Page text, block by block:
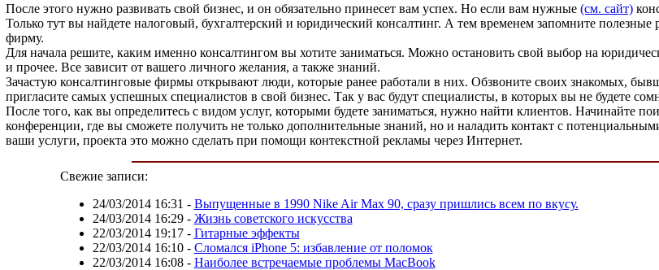
После этого нужно развивать свой бизнес, и он обязательно принесет вам успех. Но если вам нужные (см. сайт)
Только тут вы найдете налоговый, бухгалтерский и юридический консалтинг. А тем временем запомните
фирму.
Для начала решите, каким именно консалтингом вы хотите заниматься. Можно остановить свой выбор на
и прочее. Все зависит от вашего личного желания, а также знаний.
Зачастую консалтинговые фирмы открывают люди, которые ранее работали в них. Обзвоните своих знакомых,
пригласите самых успешных специалистов в свой бизнес. Так у вас будут специалисты, в которых вы не будете
После того, как вы определитесь с видом услуг, которыми будете заниматься, нужно найти клиентов. Начинайте
конференции, где вы сможете получить не только дополнительные знаний, но и наладить контакт с
ваши услуги, проекта это можно сделать при помощи контекстной рекламы через Интернет.
Свежие записи:
24/03/2014 16:31 - Выпущенные в 1990 Nike Air Max 90, сразу пришлись всем по вкусу.
24/03/2014 16:29- Жизнь советского искусства
22/03/2014 19:17- Гитарные эффекты
22/03/2014 16:10- Сломался iPhone 5: избавление от поломок
22/03/2014 16:08- Наиболее встречаемые проблемы MacBook